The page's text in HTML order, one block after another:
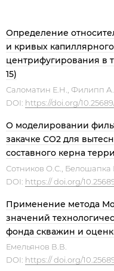
Определение
и кривых
центрифугирования в
15)
Саломатин Е.Н., Филипп
DOI: https://doi.org/
О моделировании
закачке CO2 для
составного керна
Сотников О.С., Белошапка
DOI: https:// doi.org/
Применение метода
значений
фонда скважин и
Емельянов В.В.
DOI: https:// doi.org/